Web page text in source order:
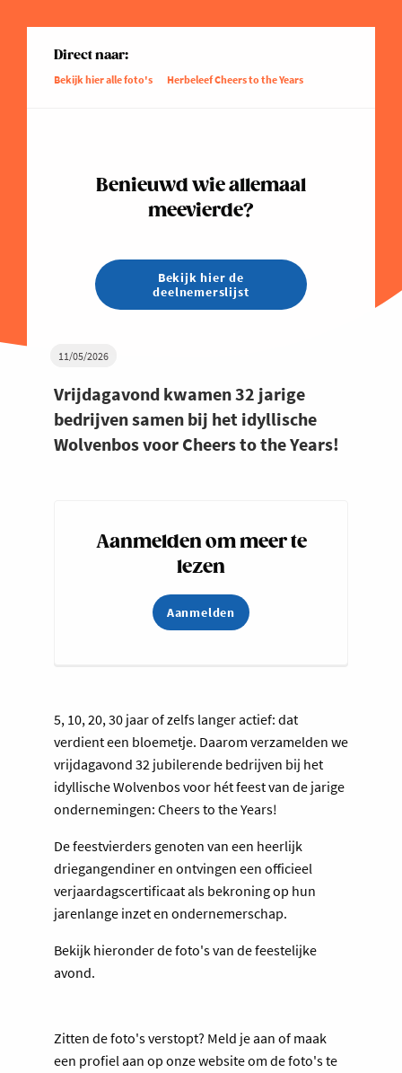
Direct naar:
Bekijk hier alle foto's Herbeleef Cheers to the Years
11/05/2026
Vrijdagavond kwamen 32 jarige
bedrijven samen bij het idyllische
Wolvenbos voor Cheers to the Years!
Aanmelden om meer te
lezen
Aanmelden
5, 10, 20, 30 jaar of zelfs langer actief: dat
verdient een bloemetje. Daarom verzamelden we
vrijdagavond 32 jubilerende bedrijven bij het
idyllische Wolvenbos voor hét feest van de jarige
ondernemingen: Cheers to the Years!
De feestvierders genoten van een heerlijk
driegangendiner en ontvingen een officieel
verjaardagscertificaat als bekroning op hun
jarenlange inzet en ondernemerschap.
Bekijk hieronder de foto's van de feestelijke
avond.
Zitten de foto's verstopt? Meld je aan of maak
een profiel aan op onze website om de foto's te
Benieuwd wie allemaal
meevierde?
Bekijk hier de
deelnemerslijst